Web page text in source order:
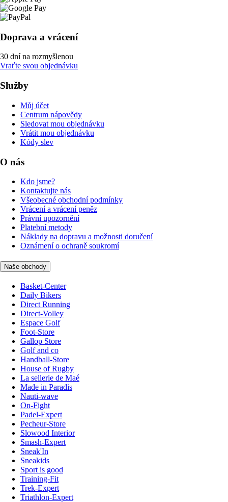
Doprava a vrácení
30 dní na rozmyšlenou
Vraťte svou objednávku
Služby
Můj účet
Centrum nápovědy
Sledovat mou objednávku
Vrátit mou objednávku
Kódy slev
O nás
Kdo jsme?
Kontaktujte nás
Všeobecné obchodní podmínky
Vrácení a vrácení peněz
Právní upozornění
Platební metody
Náklady na dopravu a možnosti doručení
Oznámení o ochraně soukromí
Naše obchody
Basket-Center
Daily Bikers
Direct Running
Direct-Volley
Espace Golf
Foot-Store
Gallop Store
Golf and co
Handball-Store
House of Rugby
La sellerie de Maé
Made in Paradis
Nauti-wave
On-Fight
Padel-Expert
Pecheur-Store
Slowood Interior
Smash-Expert
Sneak'In
Sneakids
Sport is good
Training-Fit
Trek-Expert
Triathlon-Expert